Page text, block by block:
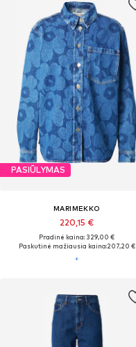
PASIŪLYMAS
MARIMEKKO
220,15 €
Pradinė kaina: 329,00 €
Paskutinė mažiausia kaina:207,20 €